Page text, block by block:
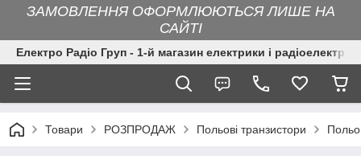
ЗАМОВЛЕННЯ ОФОРМЛЮЮТЬСЯ ЛИШЕ НА
САЙТІ
Електро Радіо Груп - 1-й магазин електрики і
Товари РОЗПРОДАЖ Польові транзистори